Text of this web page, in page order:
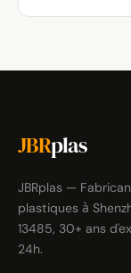
JBRplas
JBRplas —
plastiques à
13485, 30+ ans
24h.